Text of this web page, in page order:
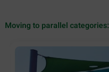
Moving to parallel categories: